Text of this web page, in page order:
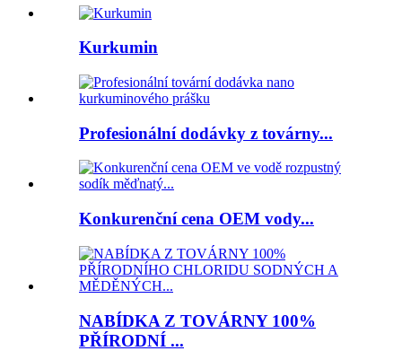
Kurkumin
Profesionální dodávky z továrny...
Konkurenční cena OEM vody...
NABÍDKA Z TOVÁRNY 100%
PŘÍRODNÍ ...